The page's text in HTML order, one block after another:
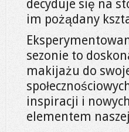
decyduje się na
im pożądany
sezonie to
makijażu do
inspiracji i
elementem